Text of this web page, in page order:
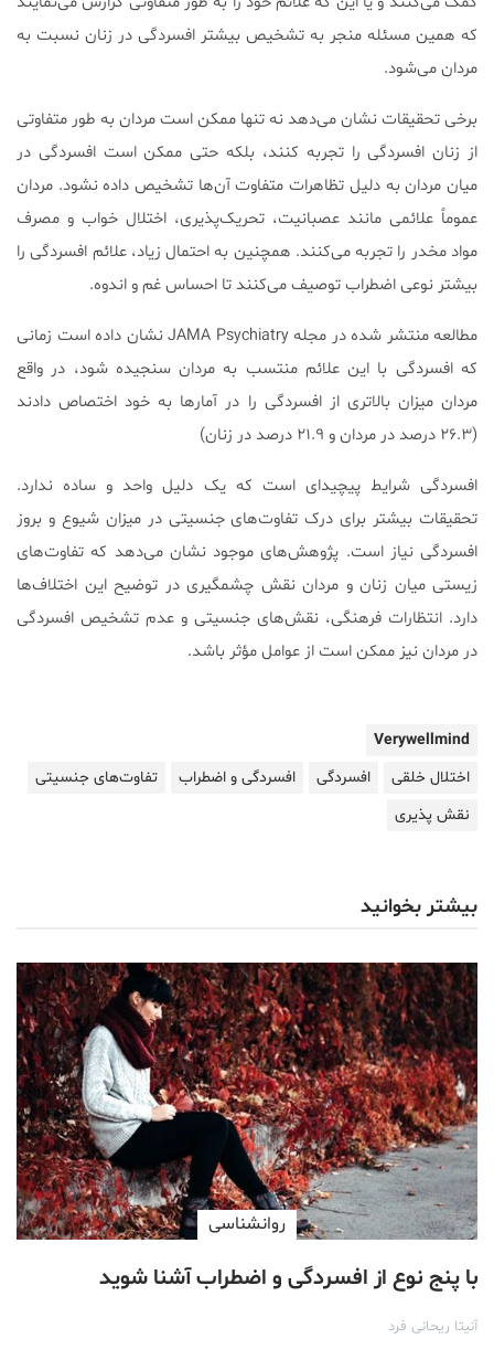
که همین مسئله منجر به تشخیص بیشتر افسردگی در زنان نسبت به
مردان می‌شود.
برخی تحقیقات نشان می‌دهد نه تنها ممکن است مردان به طور متفاوتی
از زنان افسردگی را تجربه کنند، بلکه حتی ممکن است افسردگی در
میان مردان به دلیل تظاهرات متفاوت آن‌ها تشخیص داده نشود. مردان
عموماً علائمی مانند عصبانیت، تحریک‌پذیری، اختلال خواب و مصرف
مواد مخدر را تجربه می‌کنند. همچنین به احتمال زیاد، علائم افسردگی را
بیشتر نوعی اضطراب توصیف می‌کنند تا احساس غم و اندوه.
مطالعه منتشر شده در مجله JAMA Psychiatry نشان داده‌ است زمانی
که افسردگی با این علائم منتسب به مردان سنجیده شود، در واقع
مردان میزان بالاتری از افسردگی را در آمارها به خود اختصاص دادند
(۲۶.۳ درصد در مردان و ۲۱.۹ درصد در زنان)
افسردگی شرایط پیچید‌ای است که یک دلیل واحد و ساده ندارد.
تحقیقات بیشتر برای درک تفاوت‌های جنسیتی در میزان شیوع و بروز
افسردگی نیاز است. پژوهش‌های موجود نشان می‌دهد که تفاوت‌های
زیستی میان زنان و مردان نقش چشمگیری در توضیح این اختلاف‌ها
دارد. انتظارات فرهنگی، نقش‌های جنسیتی و عدم تشخیص افسردگی
در مردان نیز ممکن است از عوامل مؤثر باشد.
Verywellmind
اختلال خلقی
افسردگی افسردگی و اضطراب
تفاوت‌های جنسیتی
نقش پذیری
بیشتر بخوانید
روانشناسی
با پنج نوع از افسردگی و اضطراب آشنا شوید
آنیتا ریحانی فرد